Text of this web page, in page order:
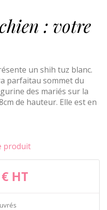
: votre
un shih tuz blanc.
parfaitau sommet du
des mariés sur la
de hauteur. Elle est en
produit
HT